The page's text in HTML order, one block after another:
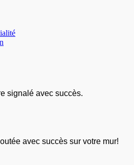
signalé avec succès.
avec succès sur votre mur!